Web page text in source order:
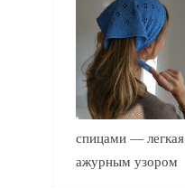
спицами — легкая
ажурным узором